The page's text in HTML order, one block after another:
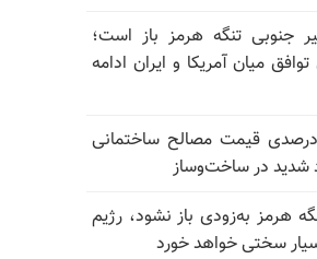
جنوبی تنگه هرمز باز است؛
میان آمریکا و ایران ادامه
افزایش ۱۰۰ درصدی قیمت مصالح ساختمانی
شدید در ساخت‌وساز
هرمز به‌زودی باز نشود، رژیم
سختی خواهد خورد